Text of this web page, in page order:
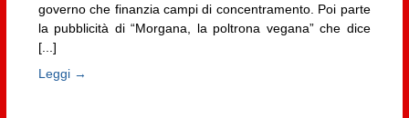
governo che finanzia campi di concentramento. Poi parte
la pubblicità di “Morgana, la poltrona vegana” che dice
[...]
Leggi →